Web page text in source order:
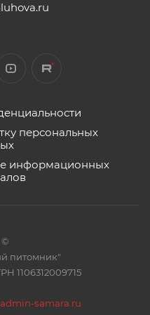
персональных
информационных
©
питомник"
1106312009715
samara.ru